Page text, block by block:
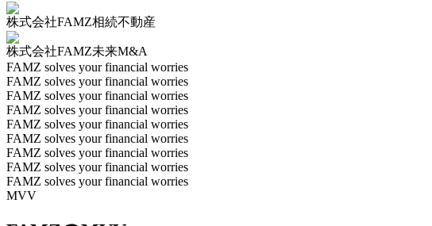
株式会社FAMZ相続不動産
株式会社FAMZ未来M&A
FAMZ solves your financial worries
FAMZ solves your financial worries
FAMZ solves your financial worries
FAMZ solves your financial worries
FAMZ solves your financial worries
FAMZ solves your financial worries
FAMZ solves your financial worries
FAMZ solves your financial worries
FAMZ solves your financial worries
MVV